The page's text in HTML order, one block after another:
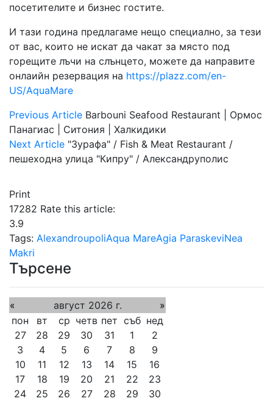
посетителите и бизнес гостите.
И тази година предлагаме нещо специално, за тези
от вас, които не искат да чакат за място под
горещите лъчи на слънцето, можете да направите
онлаийн резервация на https://plazz.com/en-
US/AquaMare
Previous Article Barbouni Seafood Restaurant | Ормос
Панагиас | Ситония | Халкидики
Next Article "Зурафа" / Fish & Meat Restaurant /
пешеходна улица "Кипру" / Александруполис
Print
17282 Rate this article:
3.9
Tags: AlexandroupoliAqua MareAgia ParaskeviNea
Makri
Търсене
« август 2026 г.
»
пон
вт ср четв пет съб нед
27
28 29 30 31 1
2
3
4 5 6 7 8
9
10
11 12 13 14 15
16
17
18 19 20 21 22
23
24
25 26 27 28 29
30